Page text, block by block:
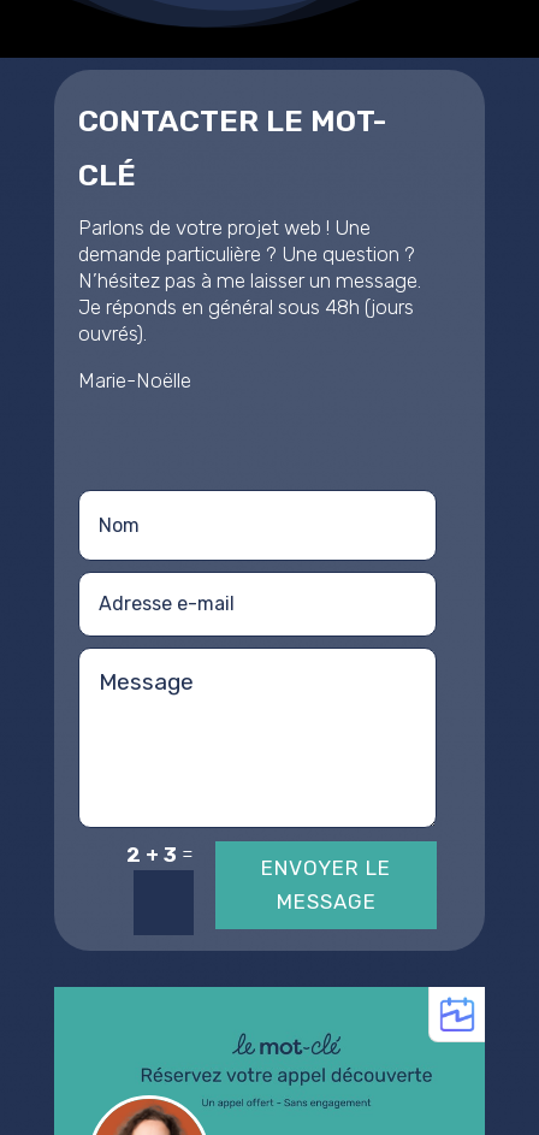
CONTACTER LE MOT-
CLÉ
Parlons de votre projet web ! Une
demande particulière ? Une question ?
N’hésitez pas à me laisser un message.
Je réponds en général sous 48h (jours
ouvrés).
Marie-Noëlle
2 + 3 =
ENVOYER LE
MESSAGE